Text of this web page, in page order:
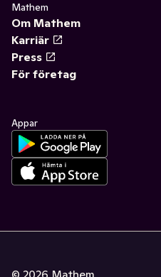
Mathem
Om Mathem
Karriär
Press
För företag
Appar